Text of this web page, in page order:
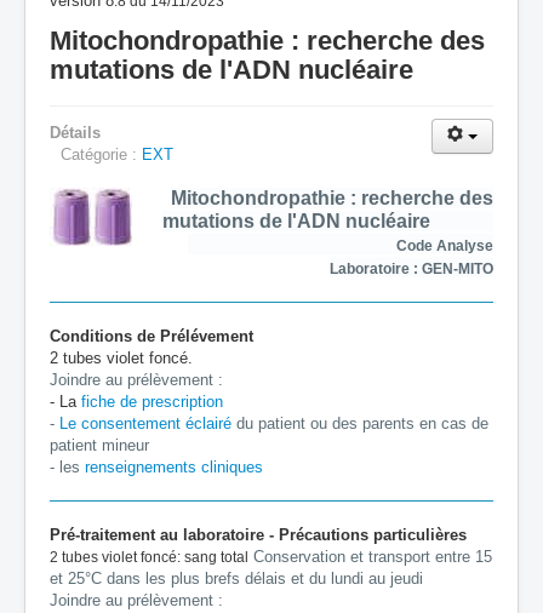
Mitochondropathie : recherche des
mutations de l'ADN nucléaire
Détails
Catégorie : EXT
Mitochondropathie : recherche des
mutations de l'ADN nucléaire
Code Analyse
Laboratoire : GEN-MITO
Conditions de Prélévement
2 tubes violet foncé.
Joindre au prélèvement :
- La fiche de prescription
- Le consentement éclairé du patient ou des parents en cas de
patient mineur
- les renseignements cliniques
Pré-traitement au laboratoire - Précautions particulières
2 tubes violet foncé: sang total Conservation et transport entre 15
et 25°C dans les plus brefs délais et du lundi au jeudi
Joindre au prélèvement :